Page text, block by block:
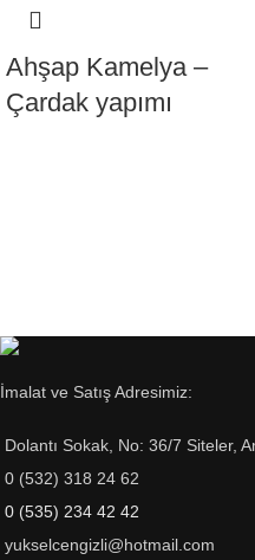
Ahşap Kamelya –
Çardak yapımı
İmalat ve Satış Adresimiz:
Dolantı Sokak, No: 36/7 Siteler,
0 (532) 318 24 62
0 (535) 234 42 42
yukselcengizli@hotmail.com